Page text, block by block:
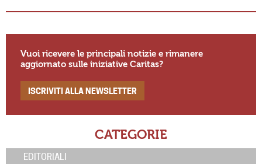
Vuoi ricevere le principali notizie e rimanere
aggiornato sulle iniziative Caritas?
ISCRIVITI ALLA NEWSLETTER
CATEGORIE
EDITORIALI